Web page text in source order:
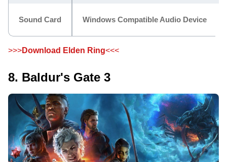
Sound Card Windows Compatible Audio Device
>>>Download Elden Ring<<<
8. Baldur's Gate 3